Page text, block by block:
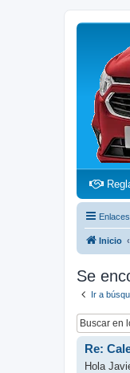
Inicio
Se
Ir a
Re:
Hola